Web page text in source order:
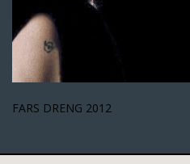
FARS DRENG 2012